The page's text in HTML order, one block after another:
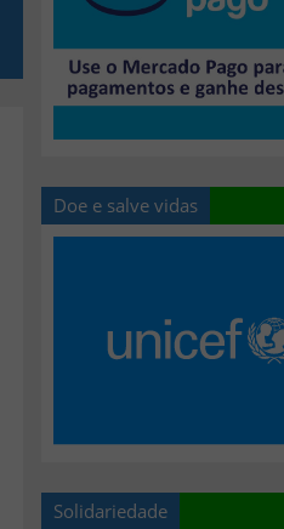
Doe e salve vidas
Solidariedade